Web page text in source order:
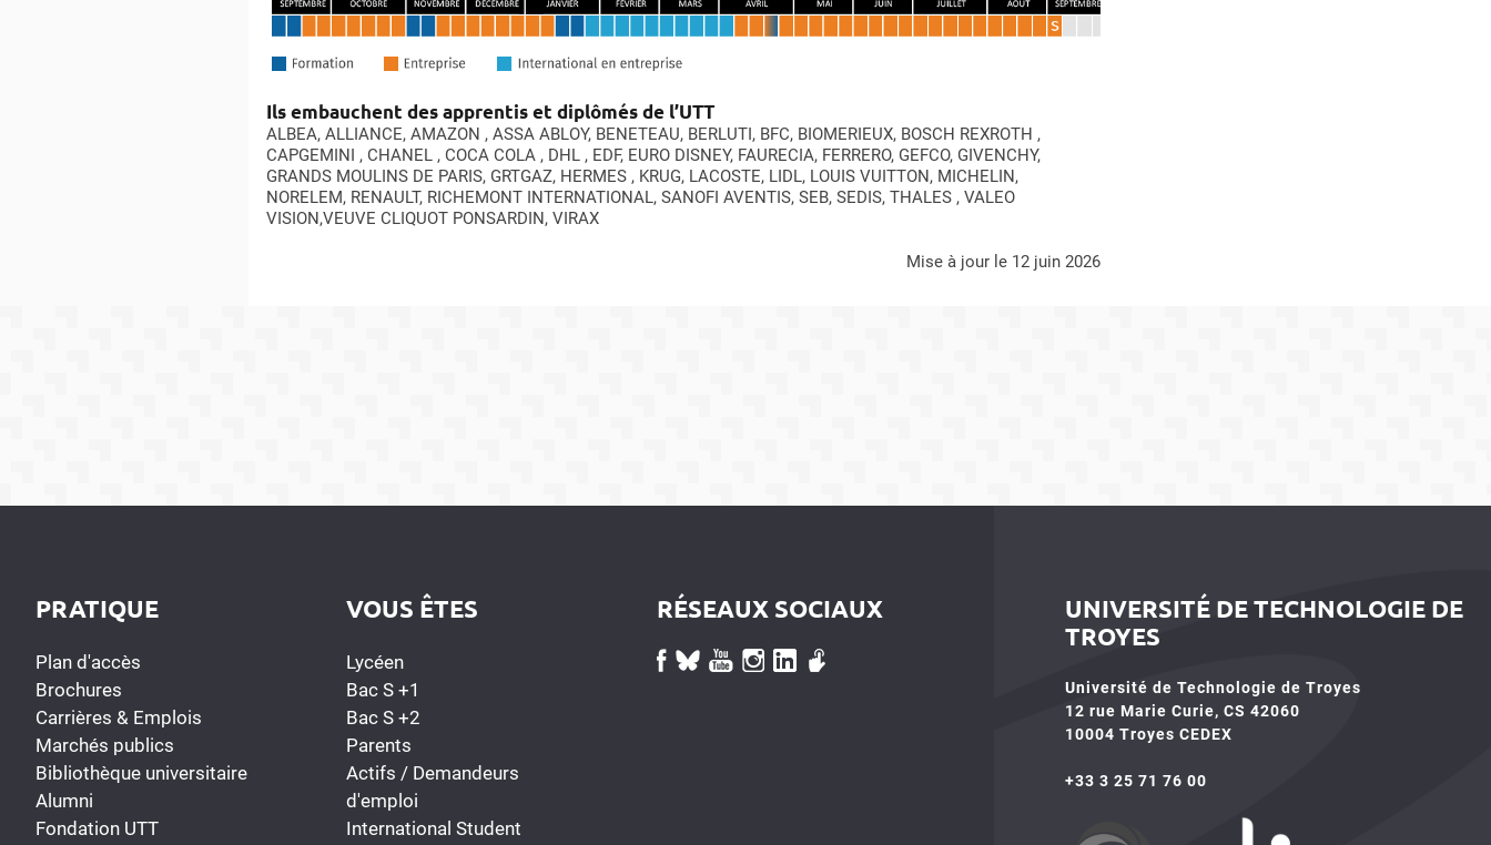
Ils embauchent des apprentis et diplômés de l’UTT
ALBEA, ALLIANCE, AMAZON , ASSA ABLOY, BENETEAU, BERLUTI, BFC, BIOMERIEUX, BOSCH REXROTH ,
CAPGEMINI , CHANEL , COCA COLA , DHL , EDF, EURO DISNEY, FAURECIA, FERRERO, GEFCO, GIVENCHY,
GRANDS MOULINS DE PARIS, GRTGAZ, HERMES , KRUG, LACOSTE, LIDL, LOUIS VUITTON, MICHELIN,
NORELEM, RENAULT, RICHEMONT INTERNATIONAL, SANOFI AVENTIS, SEB, SEDIS, THALES , VALEO
VISION,VEUVE CLIQUOT PONSARDIN, VIRAX
mise à jour le 12 juin 2026
PRATIQUE
Plan d'accès
Brochures
Carrières & Emplois
Marchés publics
Bibliothèque universitaire
Alumni
Fondation UTT
VOUS ÊTES
Lycéen
Bac S +1
Bac S +2
Parents
Actifs / Demandeurs
d'emploi
International Student
RÉSEAUX SOCIAUX
UNIVERSITÉ DE TECHNOLOGIE DE
TROYES
Université de Technologie de Troyes
12 rue Marie Curie, CS 42060
10004 Troyes CEDEX
+33 3 25 71 76 00